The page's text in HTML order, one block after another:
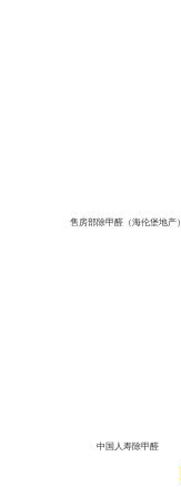
售房部除甲醛（海伦堡地产）
中国人寿除甲醛